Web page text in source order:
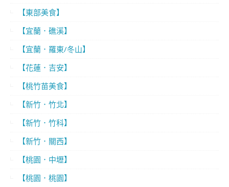
【東部美食】
【宜蘭．礁溪】
【宜蘭．羅東/冬山】
【花蓮．吉安】
【桃竹苗美食】
【新竹．竹北】
【新竹．竹科】
【新竹．關西】
【桃園．中壢】
【桃園．桃園】